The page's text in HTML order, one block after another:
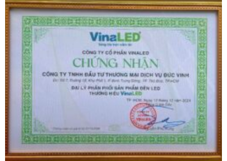
Máy nén khí và máy hút:Tối ưu hóa áp suất khí nén,
giúp máy vận hành bền bỉ và ít tiếng ồn.
Băng tải và dây chuyền:Điều chỉnh tốc độ di chuyển
của vật liệu trong các dây chuyền đóng gói, chế biến
thực phẩm.
Máy công cụ:Ứng dụng trong các loại máy tiện, máy
phay và máy ép nhựa cần sự thay đổi tốc độ linh
hoạt.
Tại sao nên chọn thương hiệu Himel?
Himel là thương hiệu thiết bị điện quốc tế với sự hợp